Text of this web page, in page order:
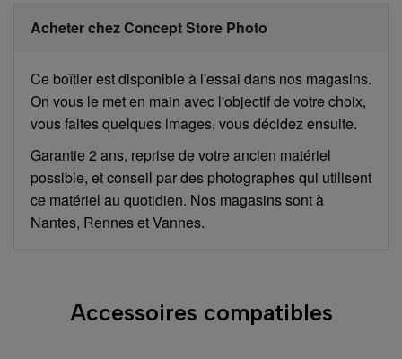
Acheter chez Concept Store Photo
Ce boîtier est disponible à l'essai dans nos magasins.
On vous le met en main avec l'objectif de votre choix,
vous faites quelques images, vous décidez ensuite.
Garantie 2 ans, reprise de votre ancien matériel
possible, et conseil par des photographes qui utilisent
ce matériel au quotidien. Nos magasins sont à
Nantes, Rennes et Vannes.
Accessoires compatibles